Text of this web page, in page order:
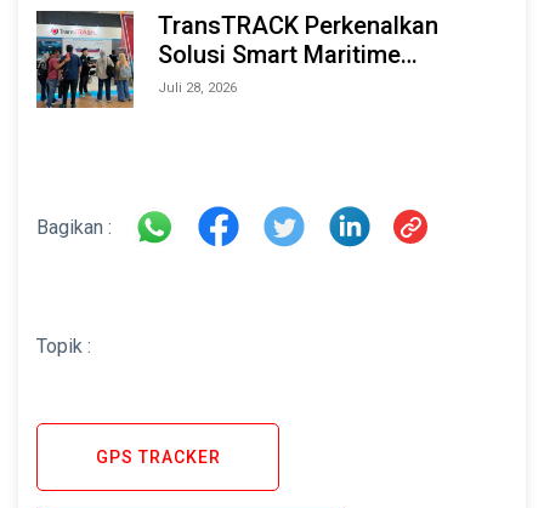
TransTRACK Perkenalkan
Solusi Smart Maritime
Monitoring Berbasis AI dan IoT
Juli 28, 2026
Bagikan :
Topik :
GPS TRACKER